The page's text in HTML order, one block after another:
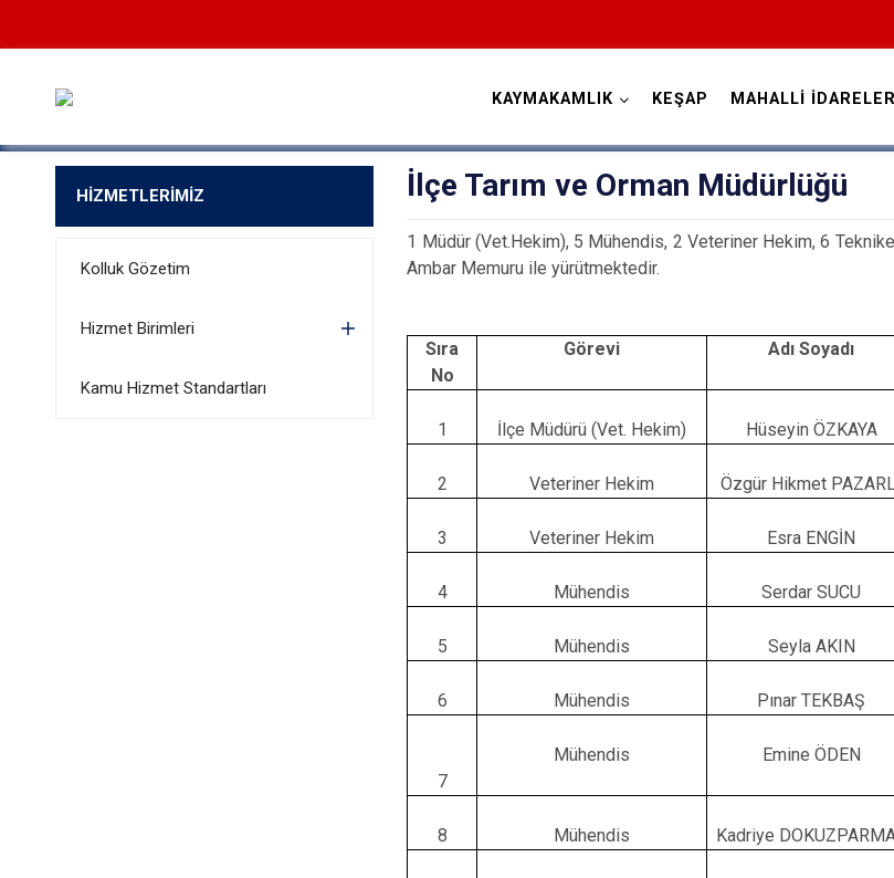
KAYMAKAMLIK KEŞAP MAHALLİ İDARELER
HİZMETLERİMİZ
Kolluk Gözetim
Hizmet Birimleri
Kamu Hizmet Standartları
İlçe Tarım ve Orman Müdürlüğü
1 Müdür (Vet.Hekim), 5 Mühendis, 2 Veteriner Hekim, 6
Ambar Memuru ile yürütmektedir.
Sıra
No
Görevi Adı Soyadı
1 İlçe Müdürü (Vet. Hekim) Hüseyin ÖZKAYA
2 Veteriner Hekim Özgür Hikmet
3 Veteriner Hekim Esra ENGİN
4 Mühendis Serdar SUCU
5 Mühendis Seyla AKIN
6 Mühendis Pınar TEKBAŞ
7
Mühendis Emine ÖDEN
8 Mühendis Kadriye